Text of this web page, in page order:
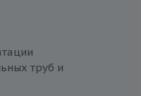
труб и